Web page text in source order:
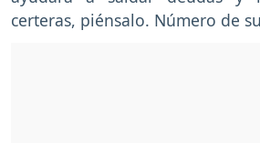
certeras, piénsalo. Número de